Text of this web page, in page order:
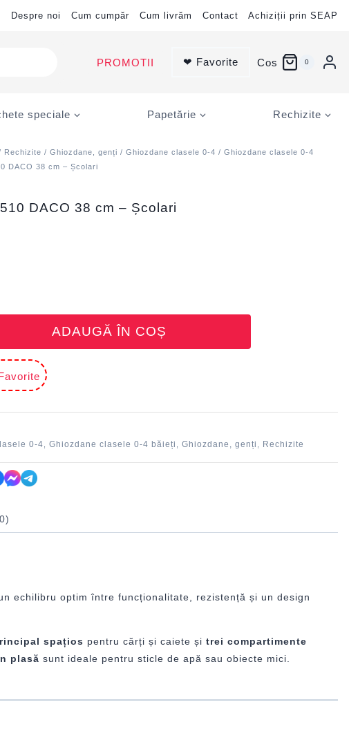
Despre noi Cum cumpăr Cum livrăm Contact Achiziții prin SEAP
PROMOTII ❤ Favorite Cos 0
speciale Papetărie Rechizite
Rechizite /Ghiozdane, genți /Ghiozdane clasele 0-4 /Ghiozdane clasele 0-4
DACO 38 cm – Școlari
DACO 38 cm – Școlari
ADAUGĂ ÎN COȘ
0-4 ,Ghiozdane clasele 0-4 băieți ,Ghiozdane, genți Rechizite
echilibru optim între funcționalitate, rezistență și un design
spațios pentru cărți și caiete și trei compartimente
plasă sunt ideale pentru sticle de apă sau obiecte mici.